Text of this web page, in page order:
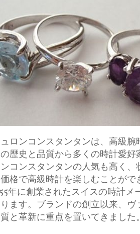
ロンコンスタンタンは、高級
歴史と品質から多くの時計愛好
コンスタンタンの人気も高く、
格で高級時計を楽しむことが
年に創業されたスイスの時計
ます。ブランドの創立以来、
と革新に重点を置いてきました。